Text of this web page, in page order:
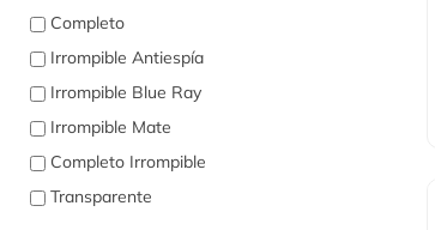
Completo
Irrompible Antiespía
Irrompible Blue Ray
Irrompible Mate
Completo Irrompible
Transparente